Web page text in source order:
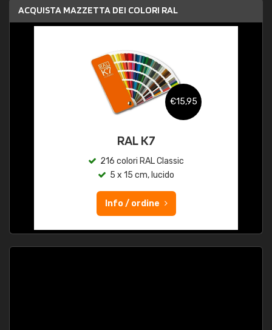
ACQUISTA MAZZETTA DEI COLORI RAL
€15,95
RAL K7
216 colori RAL Classic
5 x 15 cm, lucido
Info / ordine